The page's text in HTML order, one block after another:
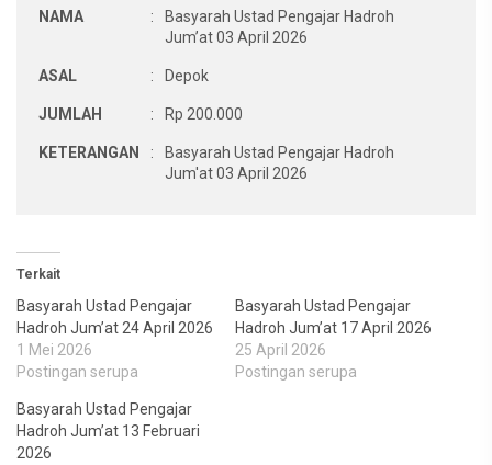
NAMA :
Basyarah Ustad Pengajar Hadroh
Jum’at 03 April 2026
ASAL : Depok
JUMLAH : Rp 200.000
KETERANGAN :
Basyarah Ustad Pengajar Hadroh
Jum'at 03 April 2026
Terkait
Basyarah Ustad Pengajar
Hadroh Jum’at 24 April 2026
1 Mei 2026
Postingan serupa
Basyarah Ustad Pengajar
Hadroh Jum’at 17 April 2026
25 April 2026
Postingan serupa
Basyarah Ustad Pengajar
Hadroh Jum’at 13 Februari
2026